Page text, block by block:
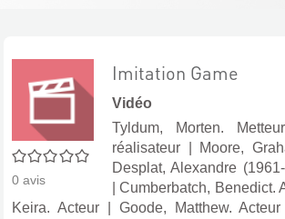
0/5
0 avis
Imitation Game
Vidéo
Tyldum, Morten.
réalisateur
Moore,
Desplat, Alexandre
|Cumberbatch, Benedict.
Keira. Acteur| Goode, Matthew. Acteur